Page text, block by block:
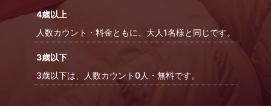
4歳以上
人数カウント・料金ともに、大人1名様と同じです。
3歳以下
3歳以下は、人数カウント0人・無料です。